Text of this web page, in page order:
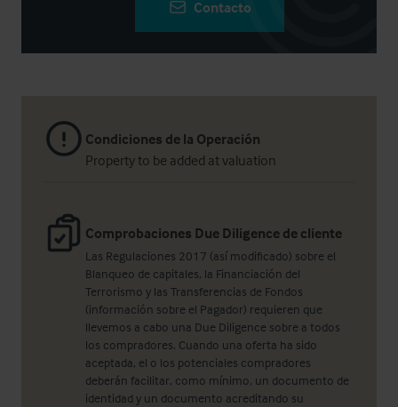
Condiciones de la Operación
Property to be added at valuation
Comprobaciones Due Diligence de cliente
Las Regulaciones 2017 (así modificado) sobre el
Blanqueo de capitales, la Financiación del
Terrorismo y las Transferencias de Fondos
(información sobre el Pagador) requieren que
llevemos a cabo una Due Diligence sobre a todos
los compradores. Cuando una oferta ha sido
aceptada, el o los potenciales compradores
deberán facilitar, como mínimo, un documento de
identidad y un documento acreditando su
Contacto